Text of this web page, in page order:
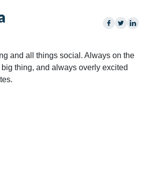
and all things social. Always on the
big thing, and always overly excited